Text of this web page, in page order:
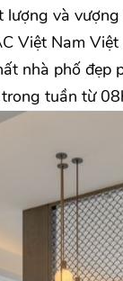
và
Việt Nam
nhà phố đẹp
tuần từ